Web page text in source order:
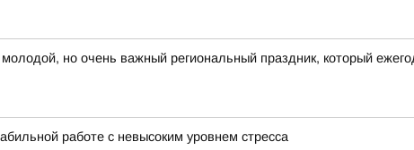
но очень важный региональный праздник, который
работе с невысоким уровнем стресса